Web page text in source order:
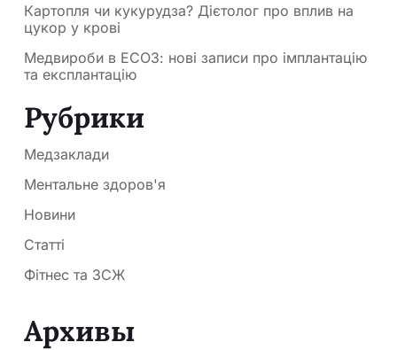
Картопля чи кукурудза? Дієтолог про вплив на
цукор у крові
Медвироби в ЕСОЗ: нові записи про імплантацію
та експлантацію
Рубрики
Медзаклади
Ментальне здоров'я
Новини
Статті
Фітнес та ЗСЖ
Архивы